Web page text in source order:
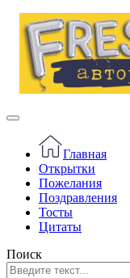
Главная
Открытки
Пожелания
Поздравления
Тосты
Цитаты
Поиск